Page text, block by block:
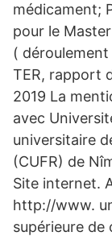
médicament;
pour le
(
TER, rapport
2019 La
avec
universitaire
(CUFR) de
Site internet.
http://www.
supérieure de